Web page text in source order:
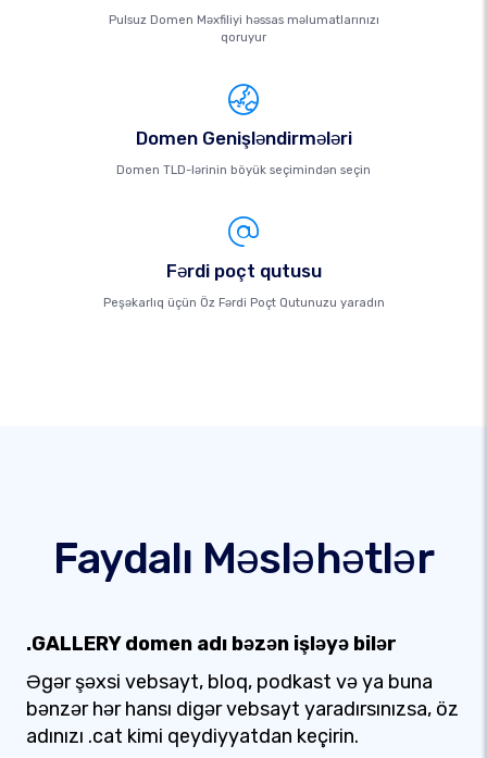
Pulsuz Domen Məxfiliyi həssas məlumatlarınızı
qoruyur
Domen Genişləndirmələri
Domen TLD-lərinin böyük seçimindən seçin
Fərdi poçt qutusu
Peşəkarlıq üçün Öz Fərdi Poçt Qutunuzu yaradın
Faydalı Məsləhətlər
.GALLERY domen adı bəzən işləyə bilər
Əgər şəxsi vebsayt, bloq, podkast və ya buna
bənzər hər hansı digər vebsayt yaradırsınızsa, öz
adınızı .cat kimi qeydiyyatdan keçirin.